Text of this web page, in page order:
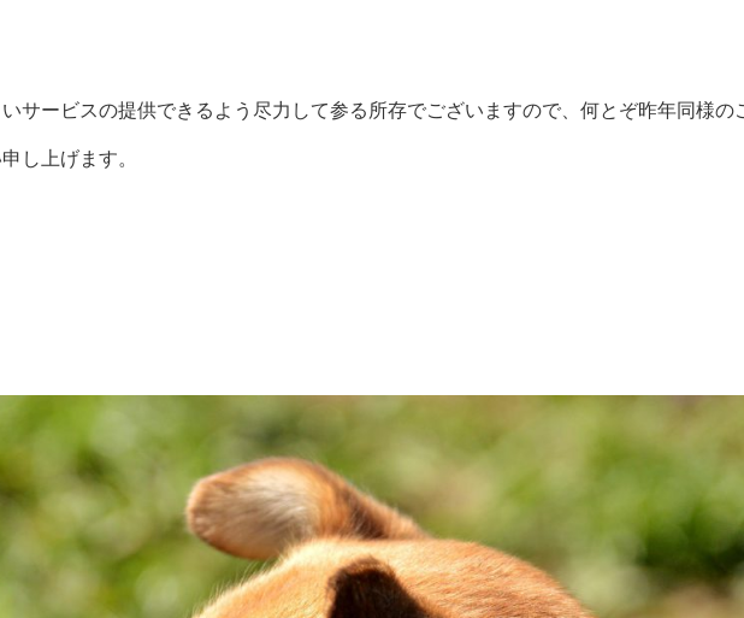
サービスの提供できるよう尽力して参る所存でございますので、何とぞ昨年同様の
し上げます。